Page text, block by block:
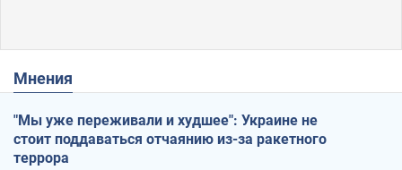
Мнения
"Мы уже переживали и худшее": Украине не
стоит поддаваться отчаянию из-за ракетного
террора